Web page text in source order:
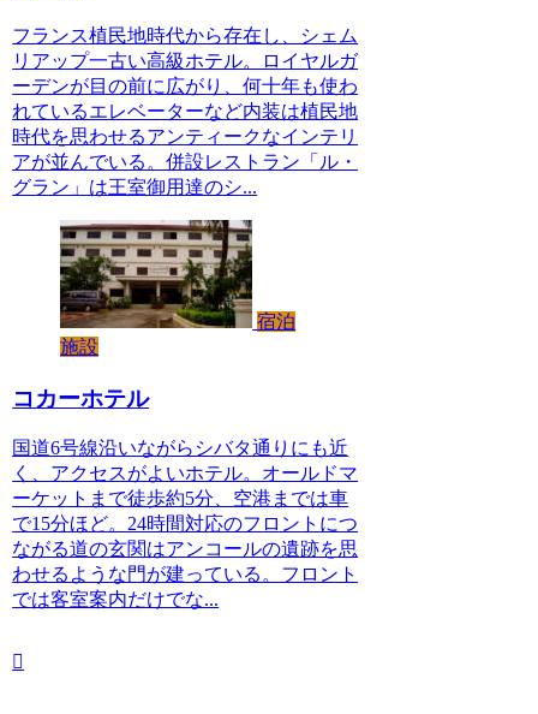
フランス植民地時代から存在し、シェム
リアップ一古い高級ホテル。ロイヤルガ
ーデンが目の前に広がり、何十年も使わ
れているエレベーターなど内装は植民地
時代を思わせるアンティークなインテリ
アが並んでいる。併設レストラン「ル・
グラン」は王室御用達のシ...
宿泊
施設
コカーホテル
国道6号線沿いながらシバタ通りにも近
く、アクセスがよいホテル。オールドマ
ーケットまで徒歩約5分、空港までは車
で15分ほど。24時間対応のフロントにつ
ながる道の玄関はアンコールの遺跡を思
わせるような門が建っている。フロント
では客室案内だけでな...